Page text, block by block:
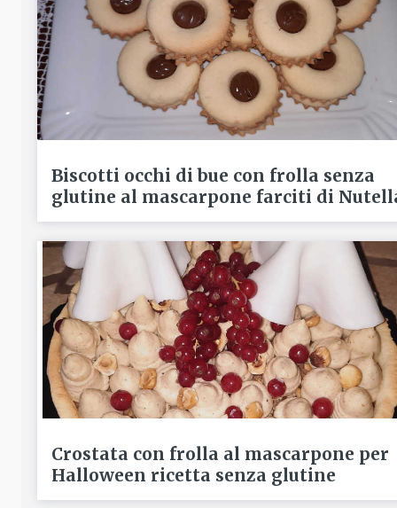
Biscotti occhi di bue con frolla senza
glutine al mascarpone farciti di
Crostata con frolla al mascarpone per
Halloween ricetta senza glutine